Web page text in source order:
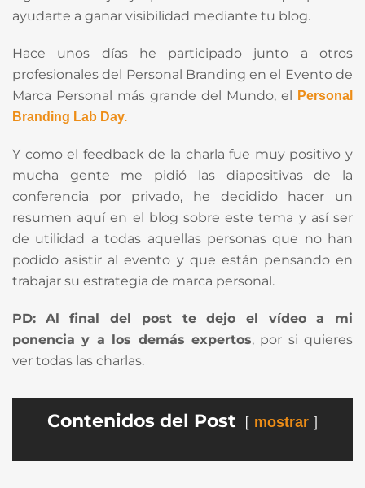
ayudarte a ganar visibilidad mediante tu blog.
Hace unos días he participado junto a otros
profesionales del Personal Branding en el Evento de
Marca Personal más grande del Mundo, el
Personal
Branding Lab Day.
Y como el feedback de la charla fue muy positivo y
mucha gente me pidió las diapositivas de la
conferencia por privado, he decidido hacer un
resumen aquí en el blog sobre este tema y así ser
de utilidad a todas aquellas personas que no han
podido asistir al evento y que están pensando en
trabajar su estrategia de marca personal.
PD:
Al final del post te dejo el vídeo a mi
ponencia y a los demás expertos, por si quieres
ver todas las charlas.
Contenidos del Post mostrar